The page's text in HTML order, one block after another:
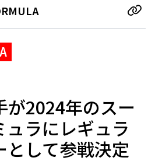
が2024年のスー
ュラにレギュラ
として参戦決定